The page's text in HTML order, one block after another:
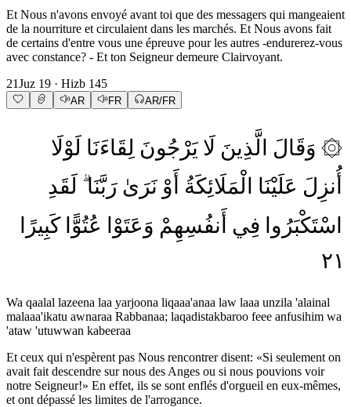
Et Nous n'avons envoyé avant toi que des messagers qui mangeaient
de la nourriture et circulaient dans les marchés. Et Nous avons fait
de certains d'entre vous une épreuve pour les autres -endurerez-vous
avec constance? - Et ton Seigneur demeure Clairvoyant.
21Juz 19 · Hizb 145
AR FR AR/FR
۞ وَقَالَ الَّذِينَ لَا يَرْجُونَ لِقَاءَنَا لَوْلَا
أُنزِلَ عَلَيْنَا الْمَلَائِكَةُ أَوْ نَرَىٰ رَبَّنَا لَقَدِ
اسْتَكْبَرُوا فِي أَنفُسِهِمْ وَعَتَوْا عُتُوًّا كَبِيرًا
٢١
Wa qaalal lazeena laa yarjoona liqaaa'anaa law laaa unzila 'alainal
malaaa'ikatu awnaraa Rabbanaa; laqadistakbaroo feee anfusihim wa
'ataw 'utuwwan kabeeraa
Et ceux qui n'espèrent pas Nous rencontrer disent: «Si seulement on
avait fait descendre sur nous des Anges ou si nous pouvions voir
notre Seigneur!» En effet, ils se sont enflés d'orgueil en eux-mêmes,
et ont dépassé les limites de l'arrogance.